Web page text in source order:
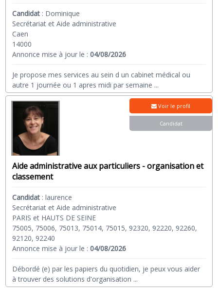
Candidat : Dominique
Secrétariat et Aide administrative
Caen
14000
Annonce mise à jour le :04/08/2026
Je propose mes services au sein d un cabinet médical ou
autre 1 journée ou 1 apres midi par semaine ...
Aide administrative aux particuliers - organisation et
classement
Candidat :laurence
Secrétariat et Aide administrative
PARIS et HAUTS DE SEINE
75005, 75006, 75013, 75014, 75015, 92320, 92220, 92260,
92120, 92240
Annonce mise à jour le :04/08/2026
Débordé (e) par les papiers du quotidien, je peux vous aider
à trouver des solutions d'organisation ...
Voir le profil
Candidat